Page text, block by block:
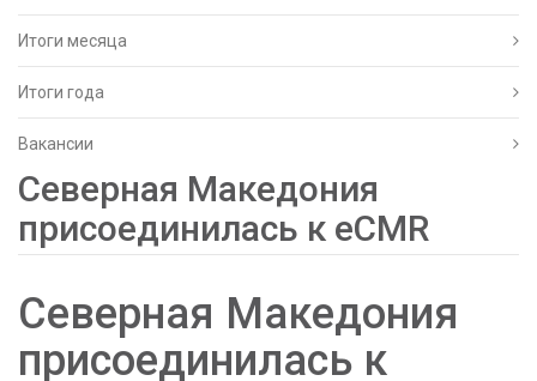
Итоги месяца
Итоги года
Вакансии
Северная Македония
присоединилась к eCMR
Северная Македония
присоединилась к